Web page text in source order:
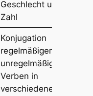
Geschlecht und
Zahl
Konjugation
regelmäßiger und
unregelmäßiger
Verben in
verschiedenen